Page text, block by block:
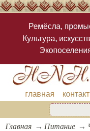
Ремёсла,
Культура,
главная
Главная Питание